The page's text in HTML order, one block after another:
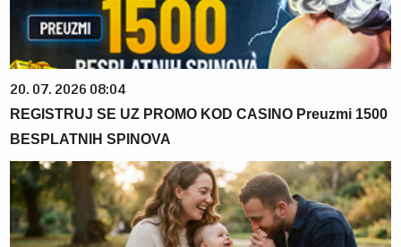
20. 07. 2026 08:04
REGISTRUJ SE UZ PROMO KOD CASINO Preuzmi 1500
BESPLATNIH SPINOVA